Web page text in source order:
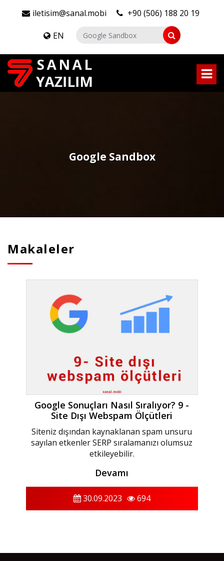
iletisim@sanal.mobi +90 (506) 188 20 19
EN
Google Sandbox
Makaleler
Google Sonuçları Nasıl Sıralıyor? 9 -
Site Dışı Webspam Ölçütleri
Siteniz dışından kaynaklanan spam unsuru
sayılan etkenler SERP sıralamanızı olumsuz
etkileyebilir.
Devamı
30.09.2023 694